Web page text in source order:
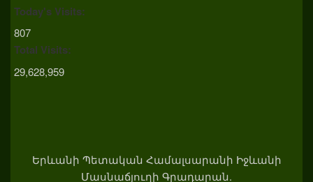
Today's Visits:
807
Total Visits:
29,628,959
Երևանի Պետական Համալսարանի Իջևանի
Մասնաճյուղի Գրադարան.